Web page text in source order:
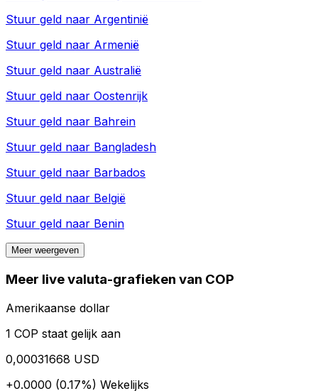
Stuur geld naar Argentinië
Stuur geld naar Armenië
Stuur geld naar Australië
Stuur geld naar Oostenrijk
Stuur geld naar Bahrein
Stuur geld naar Bangladesh
Stuur geld naar Barbados
Stuur geld naar België
Stuur geld naar Benin
Meer weergeven
Meer live valuta-grafieken van COP
Amerikaanse dollar
1 COP staat gelijk aan
0,00031668 USD
+0.0000 (0.17%) Wekelijks